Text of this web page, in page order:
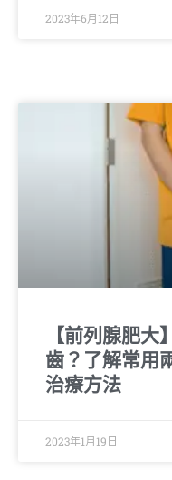
2023年6月12日
【前列腺肥
齒？了解常用
治療方法
2023年1月19日